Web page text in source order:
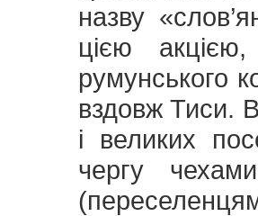
назву
цією
румунського
вздовж Тиси.
і великих
чергу